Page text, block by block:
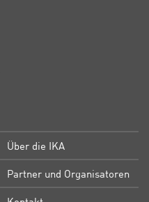
Über die IKA
Partner und Organisatoren